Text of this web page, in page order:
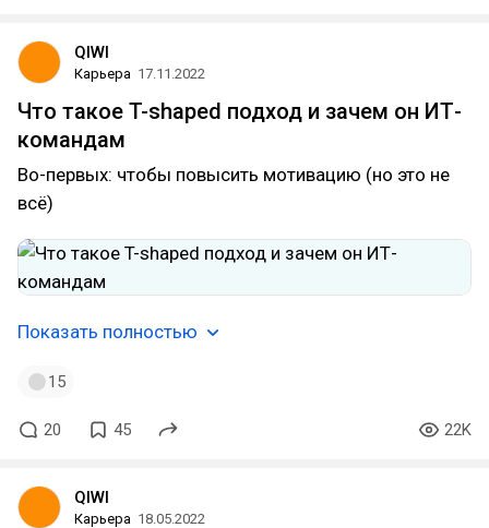
QIWI
Карьера 17.11.2022
Что такое T-shaped подход и зачем он ИТ-
командам
Во-первых: чтобы повысить мотивацию (но это не
всё)
Показать полностью
15
20 45 22K
QIWI
Карьера 18.05.2022